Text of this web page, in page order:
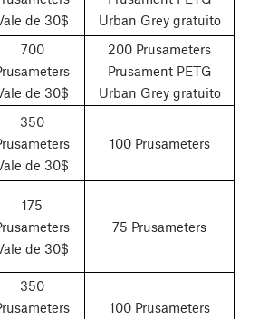
de 30$
Urban Grey gratuito
700
de 30$
200 Prusameters
Prusament PETG
Urban Grey gratuito
350
de 30$
100 Prusameters
175
de 30$
75 Prusameters
350
100 Prusameters